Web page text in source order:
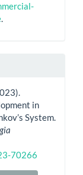
.
in
System.
70266